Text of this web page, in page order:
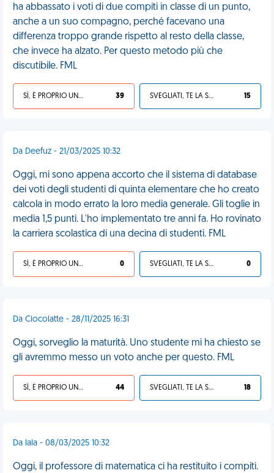
ha abbassato i voti di due compiti in classe di un punto,
anche a un suo compagno, perché facevano una
differenza troppo grande rispetto al resto della classe,
che invece ha alzato. Per questo metodo più che
discutibile. FML
SÌ, È PROPRIO UNA VDM! 39 SVEGLIATI, TE LA SEI CERCATA! 15
Da Deefuz - 21/03/2025 10:32
Oggi, mi sono appena accorto che il sistema di database
dei voti degli studenti di quinta elementare che ho creato
calcola in modo errato la loro media generale. Gli toglie in
media 1,5 punti. L'ho implementato tre anni fa. Ho rovinato
la carriera scolastica di una decina di studenti. FML
SÌ, È PROPRIO UNA VDM! 0 SVEGLIATI, TE LA SEI CERCATA! 0
Da Ciocolatte - 28/11/2025 16:31
Oggi, sorveglio la maturità. Uno studente mi ha chiesto se
gli avremmo messo un voto anche per questo. FML
SÌ, È PROPRIO UNA VDM! 44 SVEGLIATI, TE LA SEI CERCATA! 18
Da lala - 08/03/2025 10:32
Oggi, il professore di matematica ci ha restituito i compiti.